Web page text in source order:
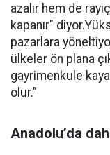
azalır hem de
kapanır"
pazarlara
ülkeler ön plana
gayrimenkule
olur.”
Anadolu’da